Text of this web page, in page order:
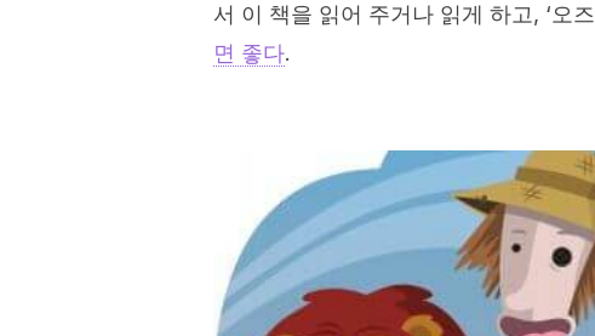
서 이 책을 읽어 주거나 읽게 하고, ‘오
면 좋다.